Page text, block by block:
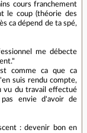
cours franchement
le coup (théorie des
ca dépend de ta spé,
me débecte
comme ca que ca
suis rendu compte,
vu du travail effectué
envie d'avoir de
: devenir bon en